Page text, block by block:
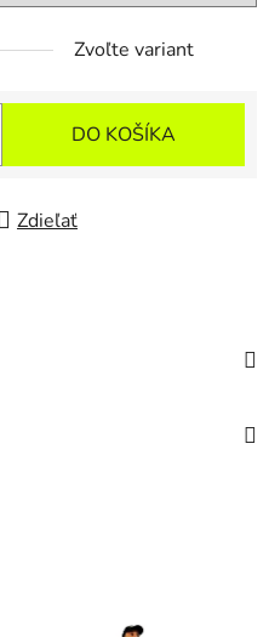
Zvoľte variant
DO KOŠÍKA
Zdieľať